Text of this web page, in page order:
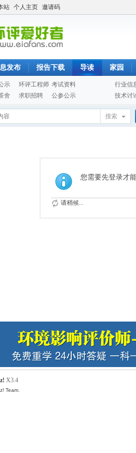
站 个人主页 邀请码
发布 报告下载 导读 家园
示 环评工程师 考试资料
舍
求职招聘 公参公示
行业信
技术讨
搜索
您需要先登录才
请稍候...
X3.4
Team